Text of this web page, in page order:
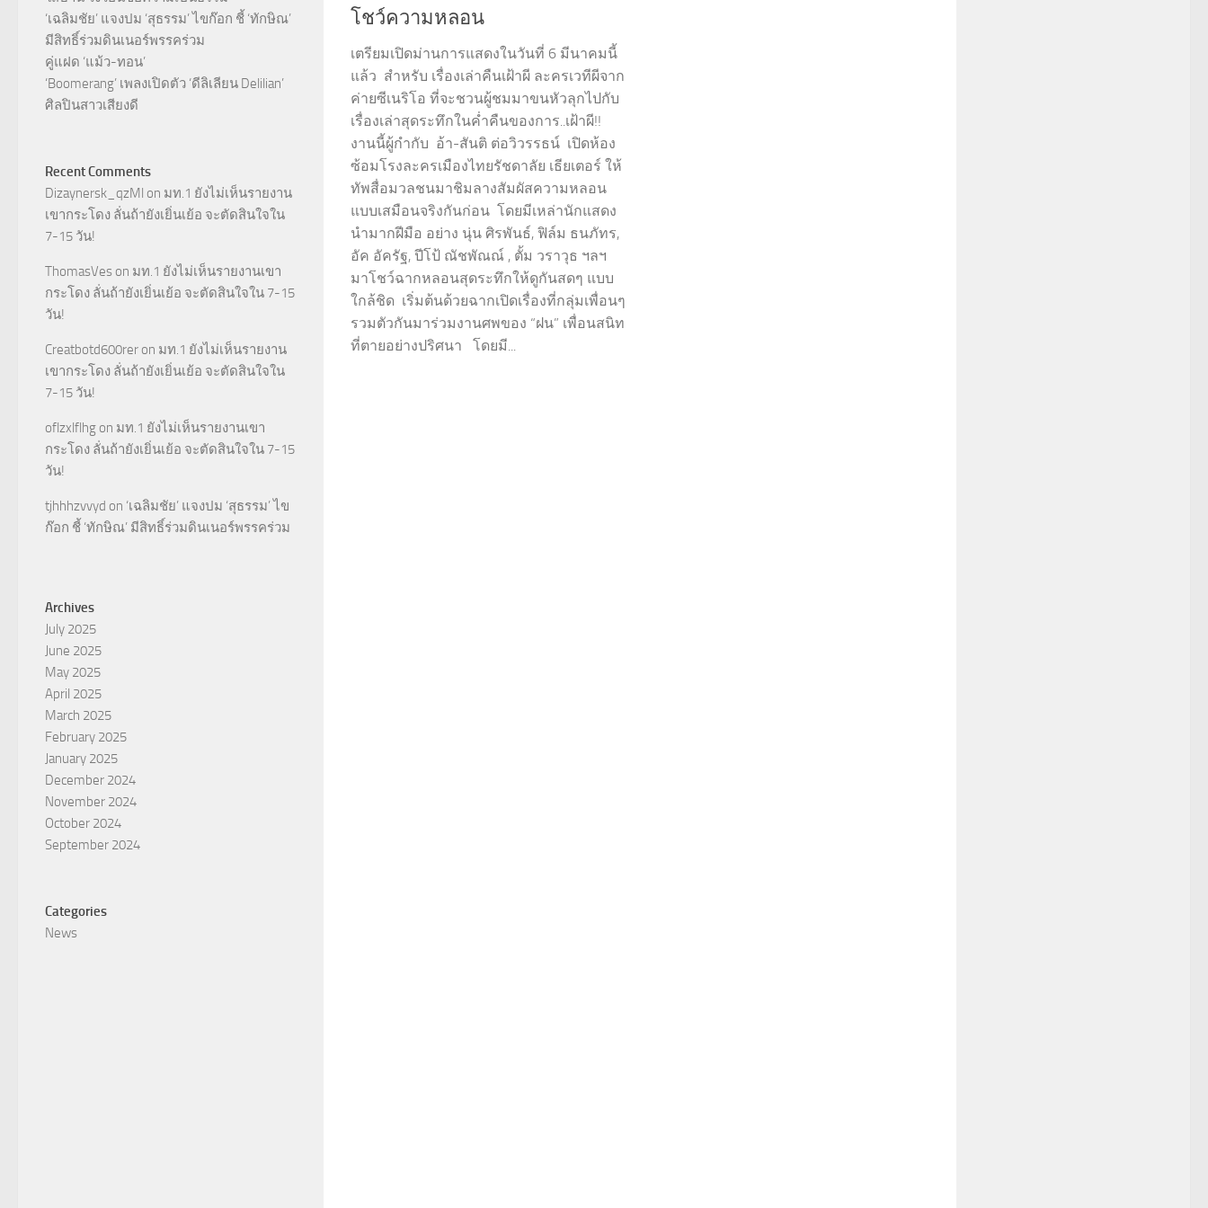
โชว์ความหลอน
เตรียมเปิดม่านการแสดงในวันที่ 6 มีนาคมนี้
แล้ว สำหรับ เรื่องเล่าคืนเฝ้าผี ละครเวทีผีจาก
ค่ายซีเนริโอ ที่จะชวนผู้ชมมาขนหัวลุกไปกับ
เรื่องเล่าสุดระทึกในค่ำคืนของการ..เฝ้าผี!!
งานนี้ผู้กำกับ อ้า-สันติ ต่อวิวรรธน์ เปิดห้อง
ซ้อมโรงละครเมืองไทยรัชดาลัย เธียเตอร์ ให้
ทัพสื่อมวลชนมาชิมลางสัมผัสความหลอน
แบบเสมือนจริงกันก่อน โดยมีเหล่านักแสดง
นำมากฝีมือ อย่าง นุ่น ศิรพันธ์, ฟิล์ม ธนภัทร,
อัค อัครัฐ, ปีโป้ ณัชพัณณ์ , ตั้ม วราวุธ ฯลฯ
มาโชว์ฉากหลอนสุดระทึกให้ดูกันสดๆ แบบ
ใกล้ชิด เริ่มต้นด้วยฉากเปิดเรื่องที่กลุ่มเพื่อนๆ
รวมตัวกันมาร่วมงานศพของ “ฝน” เพื่อนสนิท
ที่ตายอย่างปริศนา โดยมี...
‘เฉลิมชัย’ แจงปม ‘สุธรรม’ ไขก๊อก ชี้ ‘ทักษิณ’
มีสิทธิ์ร่วมดินเนอร์พรรคร่วม
คู่แฝด ‘แม้ว-ทอน’
‘Boomerang’ เพลงเปิดตัว ‘ดีลิเลียน Delilian’
ศิลปินสาวเสียงดี
Recent Comments
Dizaynersk_qzMl on มท.1 ยังไม่เห็นรายงาน
เขากระโดง ลั่นถ้ายังเยิ่นเย้อ จะตัดสินใจใน
7-15 วัน!
ThomasVes on มท.1 ยังไม่เห็นรายงานเขา
กระโดง ลั่นถ้ายังเยิ่นเย้อ จะตัดสินใจใน 7-15
วัน!
Creatbotd600rer on มท.1 ยังไม่เห็นรายงาน
เขากระโดง ลั่นถ้ายังเยิ่นเย้อ จะตัดสินใจใน
7-15 วัน!
oflzxlflhg on มท.1 ยังไม่เห็นรายงานเขา
กระโดง ลั่นถ้ายังเยิ่นเย้อ จะตัดสินใจใน 7-15
วัน!
tjhhhzvvyd on ‘เฉลิมชัย’ แจงปม ‘สุธรรม’ ไข
ก๊อก ชี้ ‘ทักษิณ’ มีสิทธิ์ร่วมดินเนอร์พรรคร่วม
Archives
July 2025
June 2025
May 2025
April 2025
March 2025
February 2025
January 2025
December 2024
November 2024
October 2024
September 2024
Categories
News